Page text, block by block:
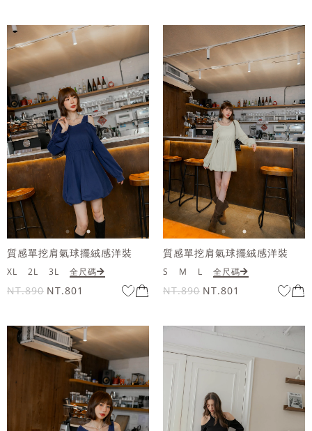
質感單挖肩氣球擺絨感洋裝
XL 2L 3L 全尺碼
NT.890 NT.801
質感單挖肩氣球擺絨感洋裝
S M L 全尺碼
NT.890 NT.801